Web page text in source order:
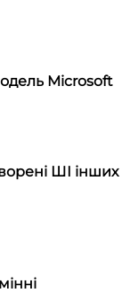
Microsoft
ШІ інших